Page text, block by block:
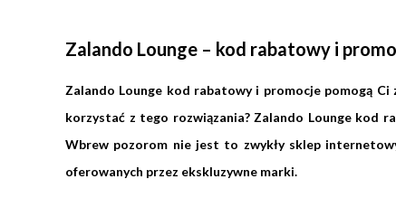
Zalando Lounge – kod rabatowy i
Zalando Lounge kod rabatowy i promocje pomogą
korzystać z tego rozwiązania? Zalando Lounge kod
Wbrew pozorom nie jest to zwykły sklep
oferowanych przez ekskluzywne marki.